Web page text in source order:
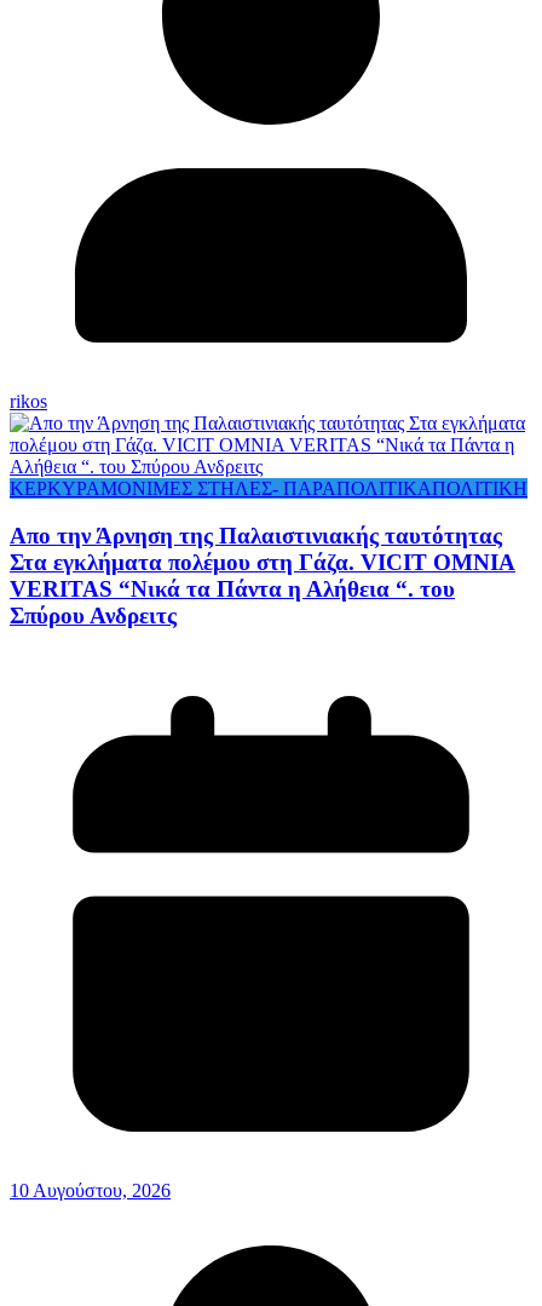
rikos
ΚΕΡΚΥΡΑΜΟΝΙΜΕΣ ΣΤΗΛΕΣ- ΠΑΡΑΠΟΛΙΤΙΚΑΠΟΛΙΤΙΚΗ
Απο την Άρνηση της Παλαιστινιακής ταυτότητας
Στα εγκλήματα πολέμου στη Γάζα. VICIT OMNIA
VERITAS “Νικά τα Πάντα η Αλήθεια “. του
Σπύρου Ανδρειτς
10 Αυγούστου, 2026